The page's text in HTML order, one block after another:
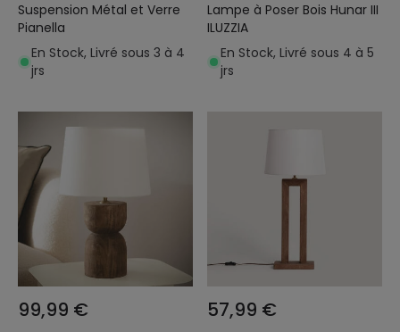
Suspension Métal et Verre
Pianella
En Stock, Livré sous 3 à 4
jrs
Lampe à Poser Bois Hunar III
ILUZZIA
En Stock, Livré sous 4 à 5
jrs
99,99 € 57,99 €